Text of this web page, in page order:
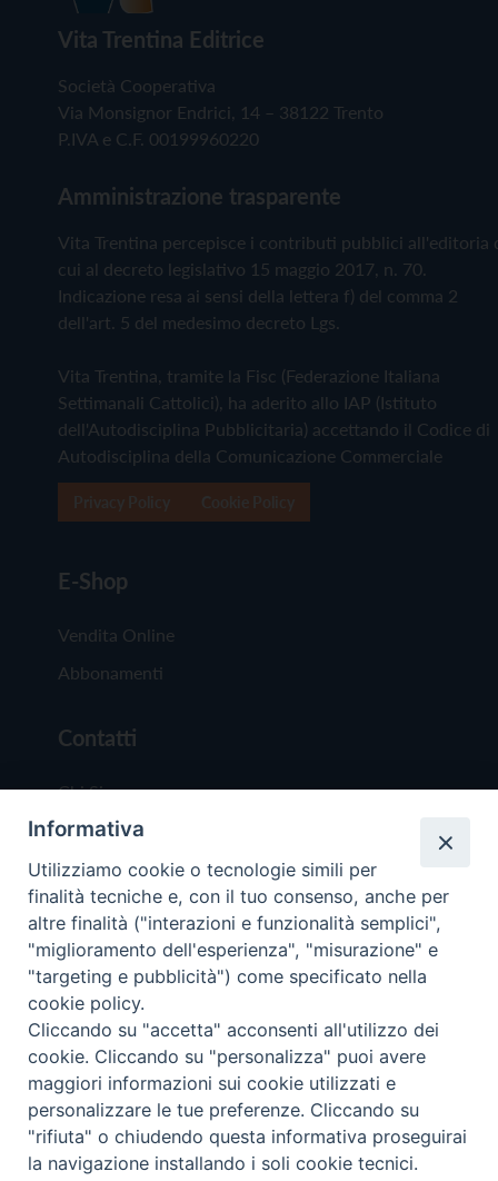
Vita Trentina Editrice
Società Cooperativa
Via Monsignor Endrici, 14 – 38122 Trento
P.IVA e C.F. 00199960220
Amministrazione trasparente
Vita Trentina percepisce i contributi pubblici all'editoria
cui al decreto legislativo 15 maggio 2017, n. 70.
Indicazione resa ai sensi della lettera f) del comma 2
dell'art. 5 del medesimo decreto Lgs.
Vita Trentina, tramite la Fisc (Federazione Italiana
Settimanali Cattolici), ha aderito allo IAP (Istituto
dell'Autodisciplina Pubblicitaria) accettando il Codice di
Autodisciplina della Comunicazione Commerciale
E-Shop
Vendita Online
Abbonamenti
Contatti
Chi Siamo
Redazione
Scrivici
Copyright © 2019 - Tutti i diritti riservati - Vita
Trentina Editrice
Privacy Policy
Torna
Informativa
Utilizziamo cookie o tecnologie simili per
finalità tecniche e, con il tuo consenso, anche per
altre finalità ("interazioni e funzionalità semplici",
"miglioramento dell'esperienza", "misurazione" e
"targeting e pubblicità") come specificato nella
cookie policy.
Cliccando su "accetta" acconsenti all'utilizzo dei
cookie. Cliccando su "personalizza" puoi avere
maggiori informazioni sui cookie utilizzati e
personalizzare le tue preferenze. Cliccando su
"rifiuta" o chiudendo questa informativa proseguirai
la navigazione installando i soli cookie tecnici.